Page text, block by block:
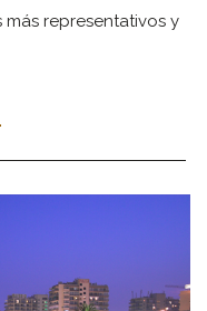
representativos y